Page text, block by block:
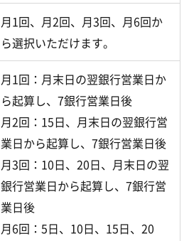
月1回、月2回、月3回、月6回か
ら選択いただけます。
月1回：月末日の翌銀行営業日か
ら起算し、7銀行営業日後
月2回：15日、月末日の翌銀行営
業日から起算し、7銀行営業日後
月3回：10日、20日、月末日の翌
銀行営業日から起算し、7銀行営
業日後
月6回：5日、10日、15日、20